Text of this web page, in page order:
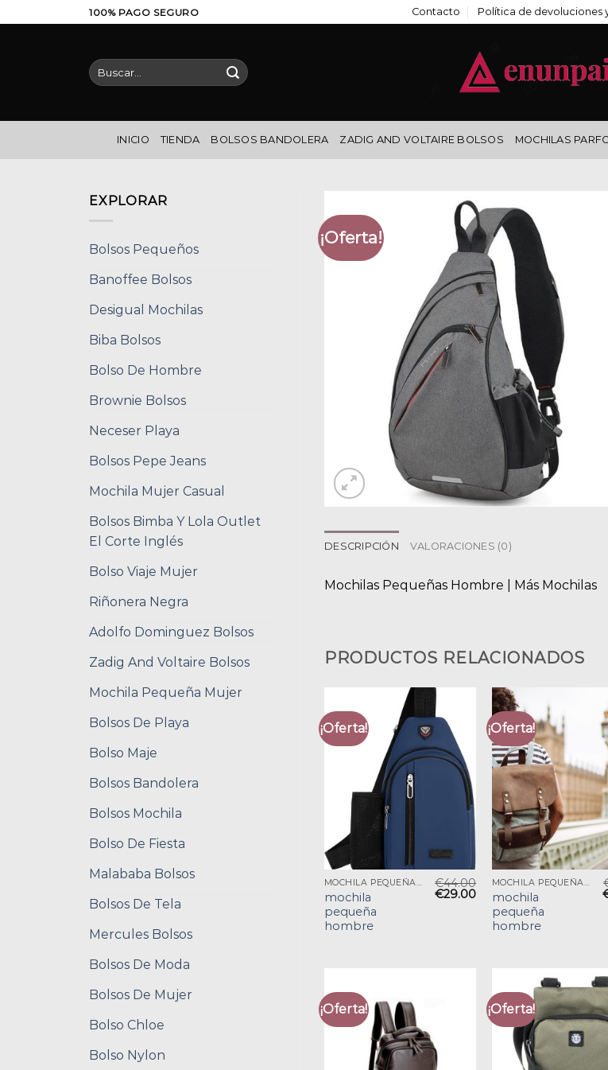
al
100% PAGO SEGURO Contacto Política de devoluciones
Buscar
por:
INICIO TIENDA BOLSOS BANDOLERA ZADIG AND VOLTAIRE BOLSOS MOCHILAS
EXPLORAR
Bolsos Pequeños
Banoffee Bolsos
Desigual Mochilas
Biba Bolsos
Bolso De Hombre
Brownie Bolsos
Neceser Playa
Bolsos Pepe Jeans
Mochila Mujer Casual
Bolsos Bimba Y Lola Outlet
El Corte Inglés
Bolso Viaje Mujer
Riñonera Negra
Adolfo Dominguez Bolsos
Zadig And Voltaire Bolsos
Mochila Pequeña Mujer
Bolsos De Playa
Bolso Maje
Bolsos Bandolera
Bolsos Mochila
Bolso De Fiesta
Malababa Bolsos
Bolsos De Tela
Mercules Bolsos
Bolsos De Moda
Bolsos De Mujer
Bolso Chloe
Bolso Nylon
¡Oferta!
DESCRIPCIÓN VALORACIONES (0)
Mochilas Pequeñas Hombre | Más Mochilas
PRODUCTOS RELACIONADOS
¡Oferta!
MOCHILA PEQUEÑA HOMBRE
mochila
pequeña
hombre
€44.00
€29.00
¡Oferta!
MOCHILA PEQUEÑA HOMBRE
mochila
pequeña
hombre
¡Oferta! ¡Oferta!